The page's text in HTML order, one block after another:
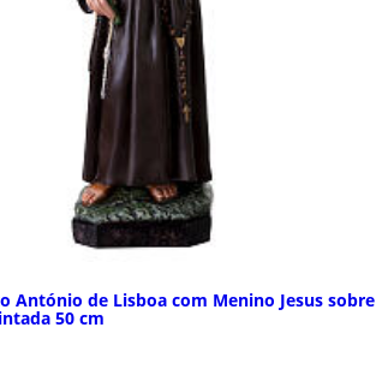
António de Lisboa com Menino Jesus sobre
50 cm